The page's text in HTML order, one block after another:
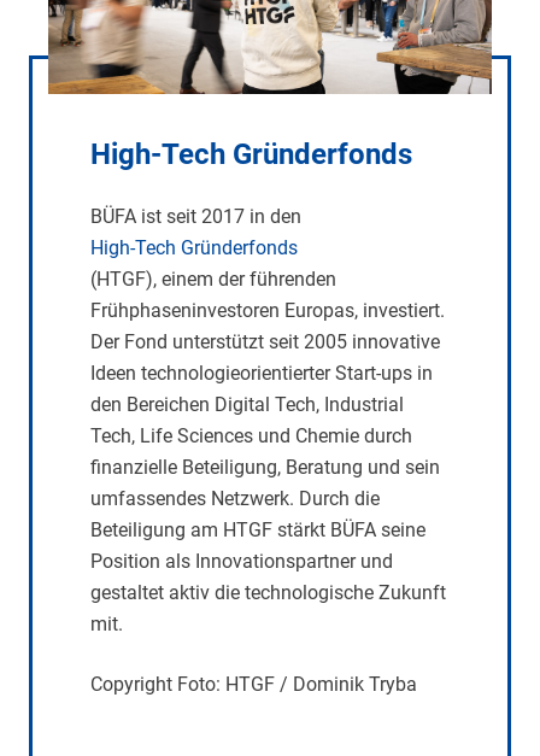
High-Tech Gründerfonds
BÜFA ist seit 2017 in den
High-Tech Gründerfonds
(HTGF), einem der führenden
Frühphaseninvestoren Europas, investiert.
Der Fond unterstützt seit 2005 innovative
Ideen technologieorientierter Start-ups in
den Bereichen Digital Tech, Industrial
Tech, Life Sciences und Chemie durch
finanzielle Beteiligung, Beratung und sein
umfassendes Netzwerk. Durch die
Beteiligung am HTGF stärkt BÜFA seine
Position als Innovationspartner und
gestaltet aktiv die technologische Zukunft
mit.
Copyright Foto: HTGF / Dominik Tryba